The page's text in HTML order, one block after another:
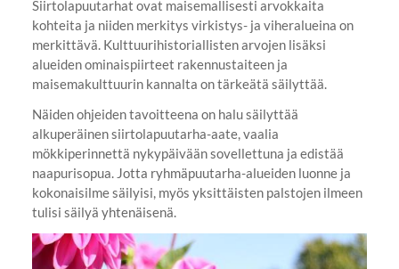
Siirtolapuutarhat ovat maisemallisesti arvokkaita
kohteita ja niiden merkitys virkistys- ja viheralueina on
merkittävä. Kulttuurihistoriallisten arvojen lisäksi
alueiden ominaispiirteet rakennustaiteen ja
maisemakulttuurin kannalta on tärkeätä säilyttää.
Näiden ohjeiden tavoitteena on halu säilyttää
alkuperäinen siirtolapuutarha-aate, vaalia
mökkiperinnettä nykypäivään sovellettuna ja edistää
naapurisopua. Jotta ryhmäpuutarha-alueiden luonne ja
kokonaisilme säilyisi, myös yksittäisten palstojen ilmeen
tulisi säilyä yhtenäisenä.